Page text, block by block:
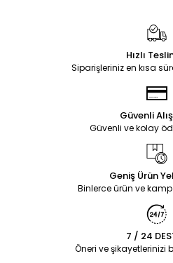
Hızlı
Siparişleriniz en kısa
Güvenli
Güvenli ve kolay
Geniş Ürün
Binlerce ürün ve
7 / 24
Öneri ve şikayetlerinizi